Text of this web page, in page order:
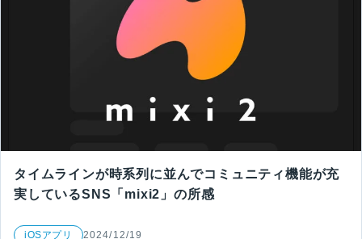
タイムラインが時系列に並んでコミュニティ機能が充
実しているSNS「mixi2」の所感
iOSアプリ 2024/12/19